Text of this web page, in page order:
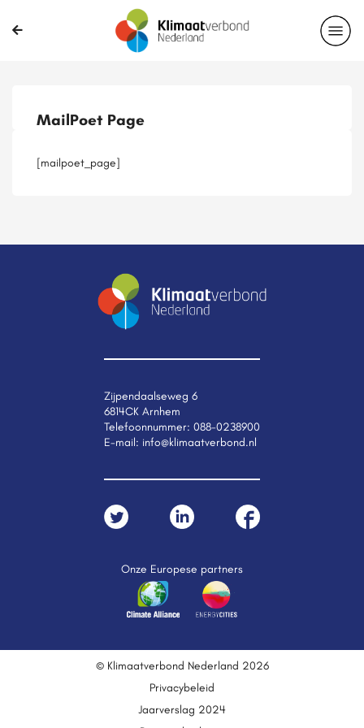
Casussen
MailPoet Page
[mailpoet_page]
Zijpendaalseweg 6
6814CK Arnhem
Telefoonnummer: 088-0238900
E-mail: info@klimaatverbond.nl
Onze Europese partners
© Klimaatverbond Nederland 2026
Privacybeleid
Jaarverslag 2024